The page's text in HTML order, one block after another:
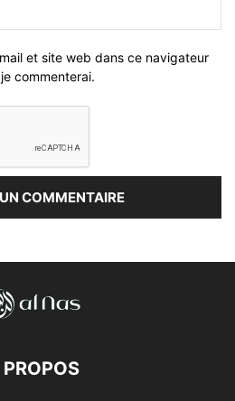
et site web dans ce navigateur
commenterai.